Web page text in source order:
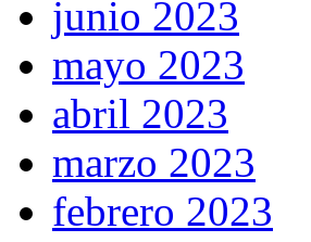
junio 2023
mayo 2023
abril 2023
marzo 2023
febrero 2023